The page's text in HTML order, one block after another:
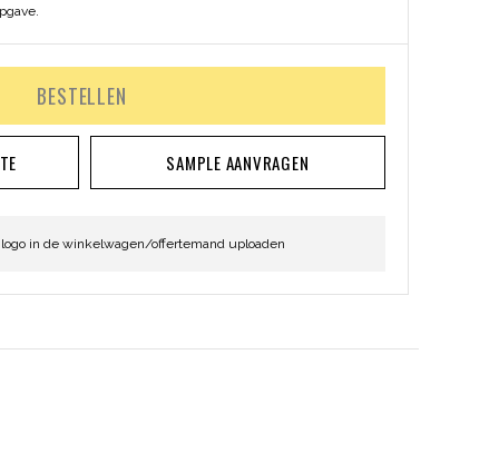
BESTELLEN
SAMPLE AANVRAGEN
in de winkelwagen/offertemand uploaden